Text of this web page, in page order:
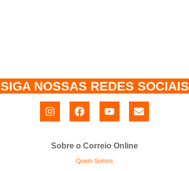
SIGA NOSSAS REDES SOCIAIS
Sobre o Correio Online
Quem Somos